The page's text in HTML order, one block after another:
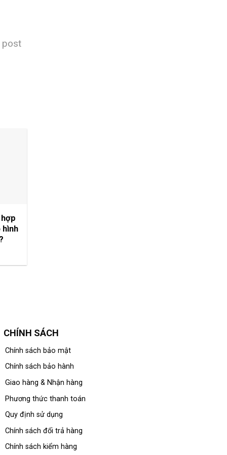
post
hình
CHÍNH SÁCH
Chính sách bảo mật
Chính sách bảo hành
Giao hàng & Nhận hàng
Phương thức thanh toán
Quy định sử dụng
Chính sách đổi trả hàng
Chính sách kiểm hàng